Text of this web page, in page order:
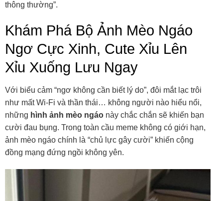
thông thường”.
Khám Phá Bộ Ảnh Mèo Ngáo
Ngơ Cực Xinh, Cute Xỉu Lên
Xỉu Xuống Lưu Ngay
Với biểu cảm “ngơ không cần biết lý do”, đôi mắt lạc trôi
như mất Wi-Fi và thần thái… không người nào hiểu nổi,
những hình ảnh mèo ngáo này chắc chắn sẽ khiến bạn
cười đau bụng. Trong toàn cầu meme không có giới hạn,
ảnh mèo ngáo chính là “chủ lực gây cười” khiến cộng
đồng mạng đứng ngồi không yên.